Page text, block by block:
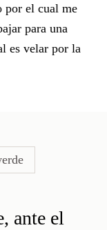
por el cual me
para una
es velar por la
ante el